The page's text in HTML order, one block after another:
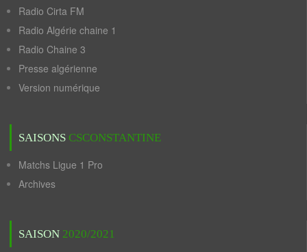
Radio Cirta FM
Radio Algérie chaine 1
Radio Chaine 3
Presse algérienne
Version numérique
SAISONS CSCONSTANTINE
Matchs Ligue 1 Pro
Archives
SAISON 2020/2021